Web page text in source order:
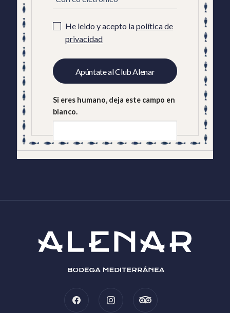
ES
He leido y acepto lapolítica de
privacidad
Apúntate al Club Alenar
Si eres humano, deja este campo en
blanco.